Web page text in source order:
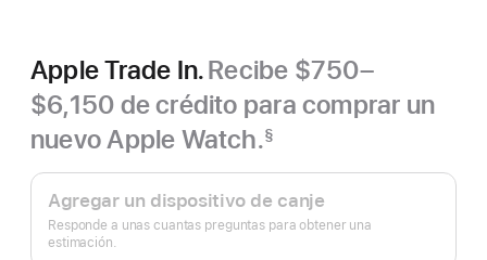
Apple Trade In.Recibe $750–
$6,150 de crédito para comprar un
nuevo Apple Watch.
al
pie
§
Apple
Trade In.
Agregar un dispositivo de canje
Responde a unas cuantas preguntas para obtener una
estimación.